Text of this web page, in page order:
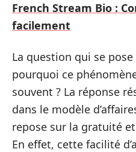
French Stream Bio :
facilement
La question qui se
pourquoi ce
souvent ? La réponse
dans le modèle
repose sur la gratuité et
En effet, cette facilité